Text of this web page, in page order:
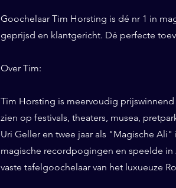
Goochelaar Tim Horsting is dé nr 1 in
geprijsd en klantgericht. Dé perfecte
Over Tim:
Tim Horsting is meervoudig
zien op festivals, theaters, musea,
Uri Geller en twee jaar als "Magische
magische recordpogingen en speelde in
vaste tafelgoochelaar van het luxueuze